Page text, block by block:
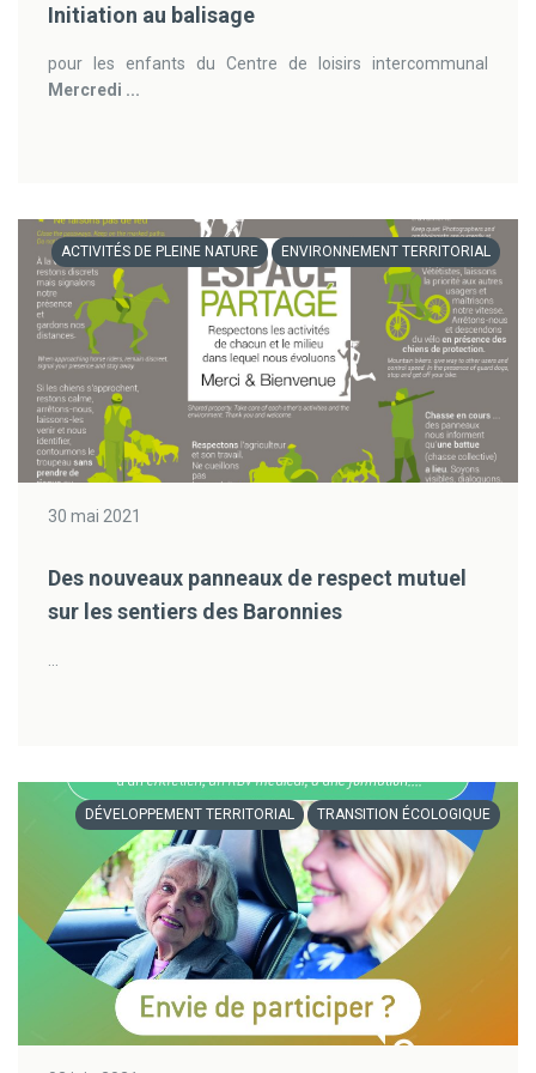
Initiation au balisage
pour les enfants du Centre de loisirs intercommunal
Mercredi ...
ACTIVITÉS DE PLEINE NATURE ENVIRONNEMENT TERRITORIAL
30 mai 2021
Des nouveaux panneaux de respect mutuel
sur les sentiers des Baronnies
DÉVELOPPEMENT TERRITORIAL TRANSITION ÉCOLOGIQUE